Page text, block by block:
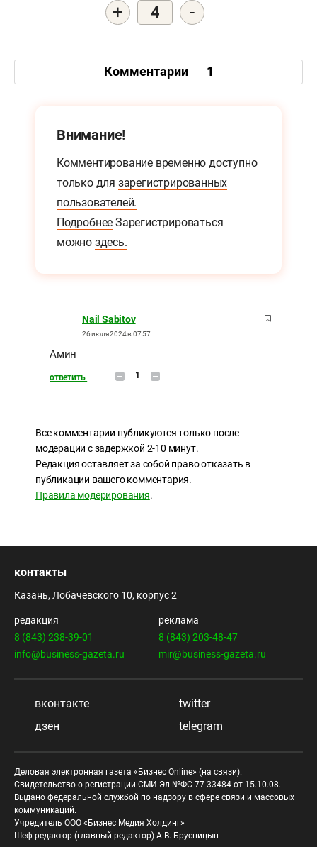
+ 4 -
Комментарии 1
Внимание!
Комментирование временно доступно
только для зарегистрированных
пользователей.
Подробнее Зарегистрироваться
можно здесь.
Nail Sabitov
26 июля 2024 в 07:57
Амин
ответить 1
Все комментарии публикуются только после
модерации с задержкой 2-10 минут.
Редакция оставляет за собой право отказать в
публикации вашего комментария.
Правила модерирования.
контакты
Казань, Лобачевского 10, корпус 2
редакция
8 (843) 238-39-01
info@business-gazeta.ru
реклама
8 (843) 203-48-47
mir@business-gazeta.ru
вконтакте
twitter
дзен
telegram
Деловая электронная газета «Бизнес Online» (на связи).
Свидетельство о регистрации СМИ Эл №ФС 77-33484 от 15.10.08.
Выдано федеральной службой по надзору в сфере связи и массовых
коммуникаций.
Учредитель ООО «Бизнес Медия Холдинг»
Шеф-редактор (главный редактор) А.В. Брусницын